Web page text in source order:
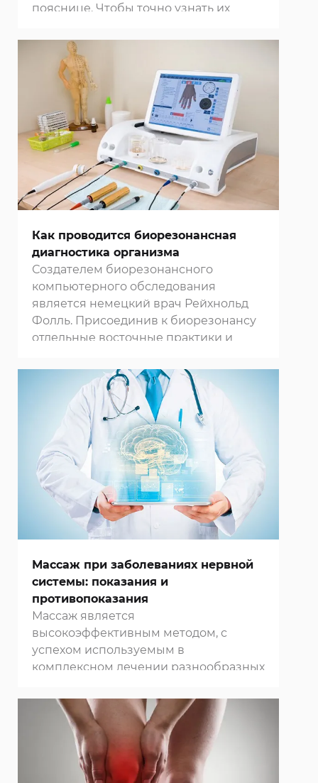
пояснице. Чтобы точно узнать их
обращайтесь в нашуклинику в
Москве.
Как проводится биорезонансная
диагностика организма
Создателем биорезонансного
компьютерного обследования
является немецкий врач Рейхнольд
Фолль. Присоединив к биорезонансу
отдельные восточные практики и
электропунктурой диагностики и
изобрел прибор, которому дал свое
имя. В основе метода лежит теория,
что клетки живых организмов
излучают в окружающую среду
электромагнитные волны,
характеризующиеся определенной
уникальной частотой колебаний.
Массаж при заболеваниях нервной
системы: показания и
противопоказания
Массаж является
высокоэффективным методом, с
успехом используемым в
комплексном лечении разнообразных
древних времен он был частью
врачебного искусства, и его
благотворное влияние на организм
человека подтверждено
многовековой практикой. В
клиниках